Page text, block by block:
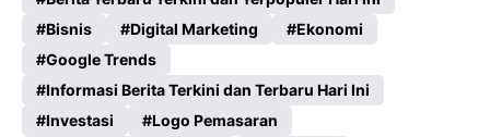
Bisnis
Digital Marketing
Ekonomi
Google Trends
Informasi Berita Terkini dan Terbaru Hari Ini
Investasi
Logo Pemasaran